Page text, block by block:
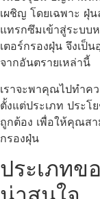
เผชิญ โดยเฉพาะ ฝุ่
แทรกซึมเข้าสู่ระบบ
เตอร์กรองฝุ่น จึงเป็
จากอันตรายเหล่านี้
เราจะพาคุณไปทำค
ตั้งแต่ประเภท ประโ
ถูกต้อง เพื่อให้คุณสา
กรองฝุ่น
ประเภทข